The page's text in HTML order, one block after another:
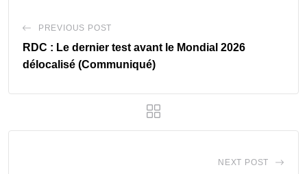
PREVIOUS POST
RDC : Le dernier test avant le Mondial 2026
délocalisé (Communiqué)
NEXT POST